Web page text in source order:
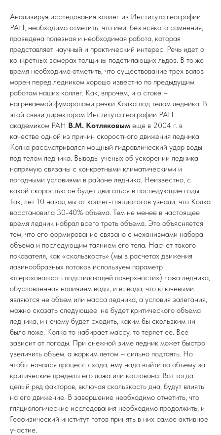
Анализируя исследования коллег из Института географии
РАН, необходимо отметить, что ими, без всякого сомнения,
проведена полезная и необходимая работа, которая
представляет научный и практический интерес. Речь идет о
конкретных замерах толщины подстилающих льдов. В то же
время необходимо отметить, что существование трех валов
морен перед ледником хорошо известно по предыдущим
работам наших коллег. Как, впрочем, и о стоке –
нагреваемой фумаролами речки Колка под телом ледника. В
этой связи директором Института географии РАН
академиком РАН В.М. Котляковым еще в 2004 г. в
качестве одной из причин скоростного движения ледника
Колка рассматривался мощный гидравлический удар воды
под телом ледника. Выводы ученых об ускорении ледника
напрямую связаны с конкретными климатическими и
погодными условиями в районе ледника. Неизвестно, с
какой скоростью он будет двигаться в последующие годы.
Так, лет 10 назад мы от коллег-гляциологов узнали, что Колка
восстановила 30-40% объема. Тем не менее в настоящее
время ледник набрал всего треть объема. Это объясняется
тем, что его формирование связано с механизмами набора
объема и последующим таянием его тела. Насчет такого
показателя, как «скользкость» (мы в расчетах движения
лавинообразных потоков используем параметр
«шероховатость подстилающей поверхности») ложа ледника,
обусловленная наличием воды, и вывода, что ключевыми
являются не объем или масса ледника, а условия залегания,
можно сказать следующее: не будет критического объема
ледника, и нечему будет сходить, каким бы скользким ни
было ложе. Колка то набирает массу, то теряет ее. Все
зависит от погоды. При снежной зиме ледник может быстро
увеличить объем, а жарким летом – сильно подтаять. Но
чтобы начался процесс схода, ему надо выйти по объему за
критические пределы его ложа или котлована. Вот тогда
целый ряд факторов, включая скользкость дна, будут влиять
на его движение. В завершение необходимо отметить, что
гляциологические исследования необходимо продолжить, и
Геофизический институт готов принять в них самое активное
участие.